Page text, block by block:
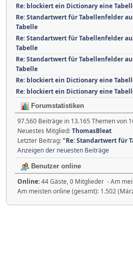
Re: blockiert ein Dictionary eine
Re: Standartwert für Tabellenfelder
Tabelle
Re: Standartwert für Tabellenfelder
Tabelle
Re: Standartwert für Tabellenfelder
Tabelle
Re: blockiert ein Dictionary eine
Re: blockiert ein Dictionary eine
Forumstatistiken
97.560 Beiträge in 13.165 Themen von
Neuestes Mitglied:ThomasBleat
Letzter Beitrag:"Re: Standartwert für
Anzeigen der neuesten Beiträge
Benutzer online
Online:44 Gäste, 0 Mitglieder - Am
Am meisten online (gesamt): 1.502